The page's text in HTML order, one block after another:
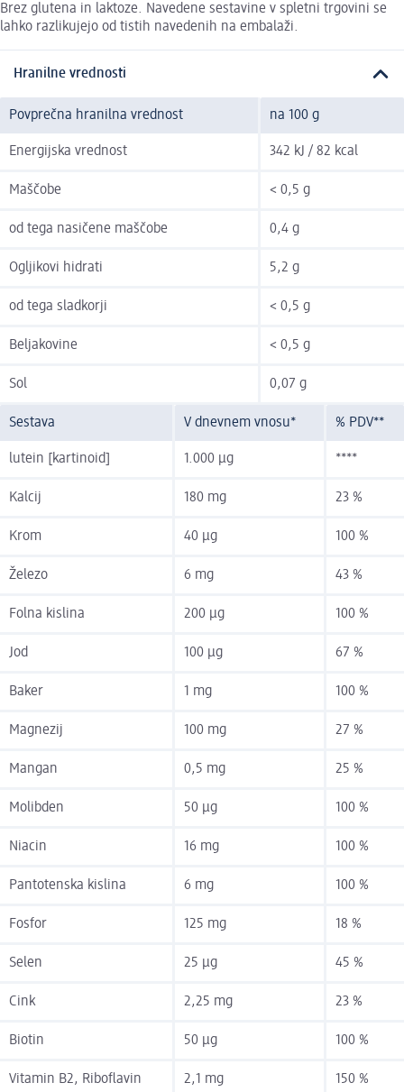
Brez glutena in laktoze. Navedene sestavine v spletni trgovini se
lahko razlikujejo od tistih navedenih na embalaži.
Hranilne vrednosti
Povprečna hranilna vrednost na 100 g
Energijska vrednost 342 kJ / 82 kcal
Maščobe < 0,5 g
od tega nasičene maščobe 0,4 g
Ogljikovi hidrati 5,2 g
od tega sladkorji < 0,5 g
Beljakovine < 0,5 g
Sol 0,07 g
Sestava V dnevnem vnosu* % PDV**
lutein [kartinoid] 1.000 µg ****
Kalcij 180 mg 23 %
Krom 40 µg 100 %
Železo 6 mg 43 %
Folna kislina 200 µg 100 %
Jod 100 µg 67 %
Baker 1 mg 100 %
Magnezij 100 mg 27 %
Mangan 0,5 mg 25 %
Molibden 50 µg 100 %
Niacin 16 mg 100 %
Pantotenska kislina 6 mg 100 %
Fosfor 125 mg 18 %
Selen 25 µg 45 %
Cink 2,25 mg 23 %
Biotin 50 µg 100 %
Vitamin B2, Riboflavin 2,1 mg 150 %